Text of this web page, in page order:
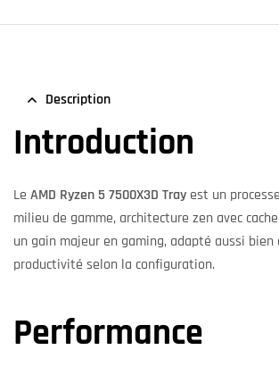
Description
Introduction
Le AMD Ryzen 5 7500X3D Tray est un
milieu de gamme, architecture zen avec
un gain majeur en gaming, adapté aussi bien
productivité selon la configuration.
Performance